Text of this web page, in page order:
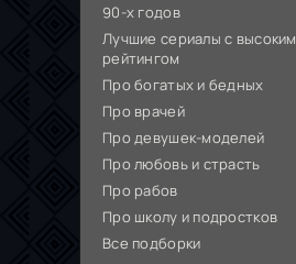
90-х годов
Лучшие сериалы с высоким
рейтингом
Про богатых и бедных
Про врачей
Про девушек-моделей
Про любовь и страсть
Про рабов
Про школу и подростков
Все подборки